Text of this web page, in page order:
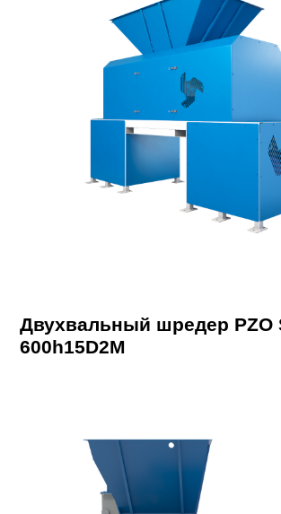
Двухвальный шредер PZO
600h15D2M